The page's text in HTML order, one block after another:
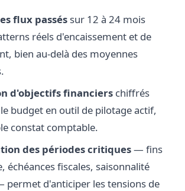
flux passés sur 12 à 24 mois
réels d'encaissement et de
bien au-delà des moyennes
d'objectifs financiers chiffrés
budget en outil de pilotage actif,
constat comptable.
des périodes critiques— fins
échéances fiscales, saisonnalité
permet d'anticiper les tensions de